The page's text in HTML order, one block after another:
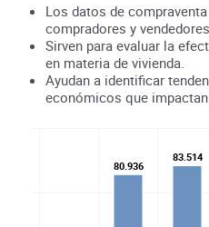
Los datos de
compradores y
Sirven para evaluar la
en materia de vivienda.
Ayudan a identificar
económicos que
80.936
80.936
83.514
83.514